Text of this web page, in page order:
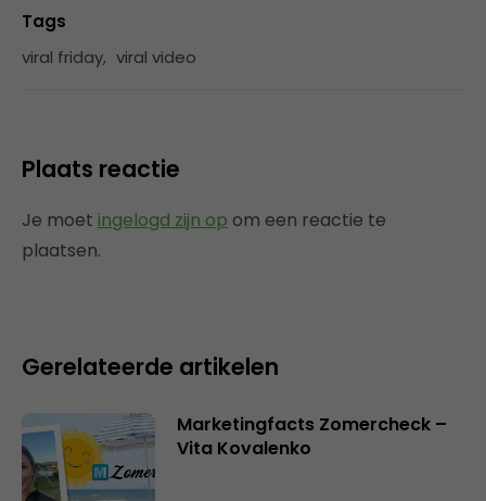
Tags
viral friday, viral video
Plaats reactie
Je moet ingelogd zijn op om een reactie te
plaatsen.
Gerelateerde artikelen
Marketingfacts Zomercheck –
Vita Kovalenko